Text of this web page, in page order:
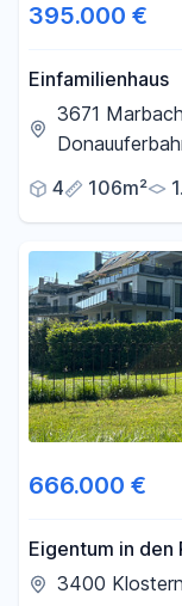
395.000 €
Einfamilienhaus
3671
4
106m²
666.000 €
Eigentum in den
ein Zuhause
3400